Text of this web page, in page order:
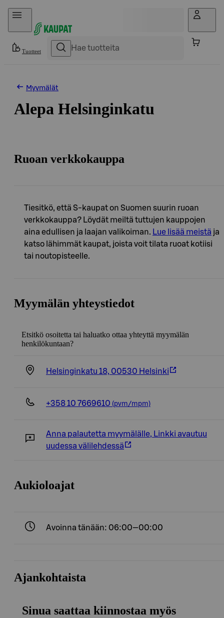
Hyppää sisältöön
Tuotteet
Myymälät
Alepa Helsinginkatu
Ruoan verkkokauppa
Tiesitkö, että S-kaupat on Suomen suurin ruoan
verkkokauppa? Löydät meiltä tuttujen kauppojen
aina edullisen ja laajan valikoiman. Lue lisää meistä ja
katso lähimmät kaupat, joista voit tilata ruoat kotiisi
tai noutopisteelle.
Myymälän yhteystiedot
Etsitkö osoitetta tai haluatko ottaa yhteyttä myymälän
henkilökuntaan?
Helsinginkatu 18, 00530 Helsinki
+358 10 7669610 (pvm/mpm)
Anna palautetta myymälälle, Linkki avautuu
uudessa välilehdessä
Aukioloajat
Avoinna tänään: 06:00—00:00
Ajankohtaista
Sinua saattaa kiinnostaa myös